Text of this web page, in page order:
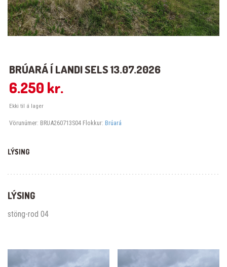
BRÚARÁ Í LANDI SELS 13.07.2026
6.250 kr.
Ekki til á lager
Vörunúmer: BRUA260713S04 Flokkur: Brúará
LÝSING
LÝSING
stöng-rod 04